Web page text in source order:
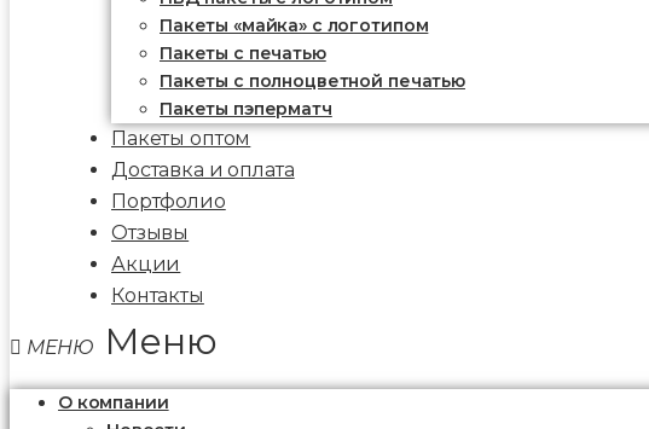
Пакеты «майка» с логотипом
Пакеты c печатью
Пакеты с полноцветной печатью
Пакеты пэперматч
Пакеты оптом
Доставка и оплата
Портфолио
Отзывы
Акции
Контакты
Меню
О компании